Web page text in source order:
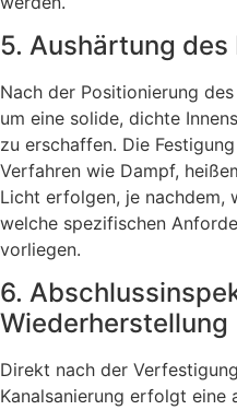
5. Aushärtung des
Nach der Positionierung
um eine solide, dichte
zu erschaffen. Die
Verfahren wie Dampf,
Licht erfolgen, je nachdem,
welche spezifischen
vorliegen.
6.
Wiederherstellung
Direkt nach der
Kanalsanierung erfolgt eine